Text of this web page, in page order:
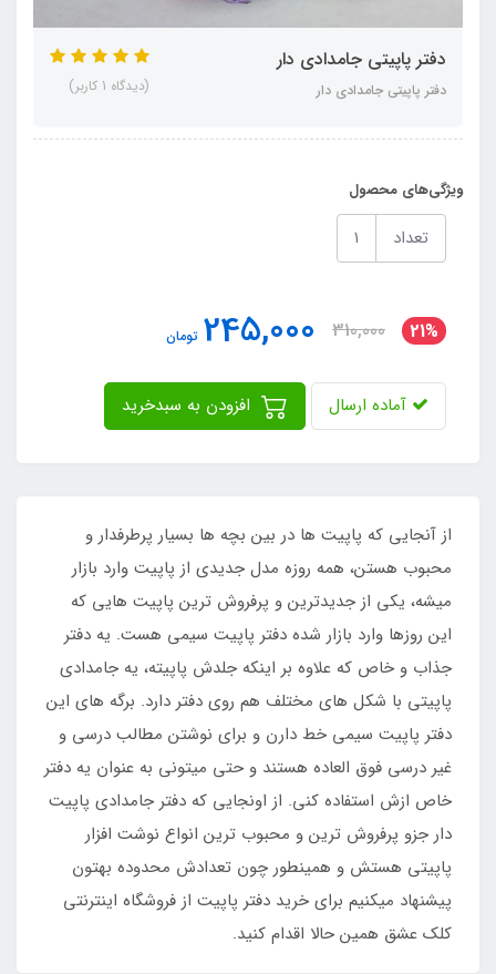
دفتر پاپیتی جامدادی دار
دفتر پاپیتی جامدادی دار (دیدگاه 1 کاربر)
ویژگی‌های محصول
تعداد
21%
310,000
245,000 تومان
آماده ارسال
از آنجایی که پاپیت ها در بین بچه ها بسیار پرطرفدار و
محبوب هستن، همه روزه مدل جدیدی از پاپیت وارد بازار
میشه، یکی از جدیدترین و پرفروش ترین پاپیت هایی که
این روزها وارد بازار شده دفتر پاپیت سیمی هست. یه دفتر
جذاب و خاص که علاوه بر اینکه جلدش پاپیته، یه جامدادی
پاپیتی با شکل های مختلف هم روی دفتر دارد. برگه های این
دفتر پاپیت سیمی خط دارن و برای نوشتن مطالب درسی و
غیر درسی فوق العاده هستند و حتی میتونی به عنوان یه دفتر
خاص ازش استفاده کنی. از اونجایی که دفتر جامدادی پاپیت
دار جزو پرفروش ترین و محبوب ترین انواع نوشت افزار
پاپیتی هستش و همینطور چون تعدادش محدوده بهتون
پیشنهاد میکنیم برای خرید دفتر پاپیت از فروشگاه اینترنتی
کلک عشق همین حالا اقدام کنید.